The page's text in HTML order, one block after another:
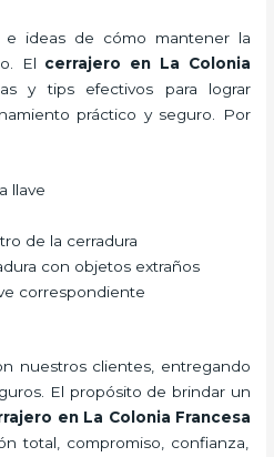
e ideas de cómo mantener la
El cerrajero en La Colonia
y tips efectivos para lograr
práctico y seguro. Por
llave
de la cerradura
con objetos extraños
correspondiente
nuestros clientes, entregando
El propósito de brindar un
en La Colonia Francesa
total, compromiso, confianza,